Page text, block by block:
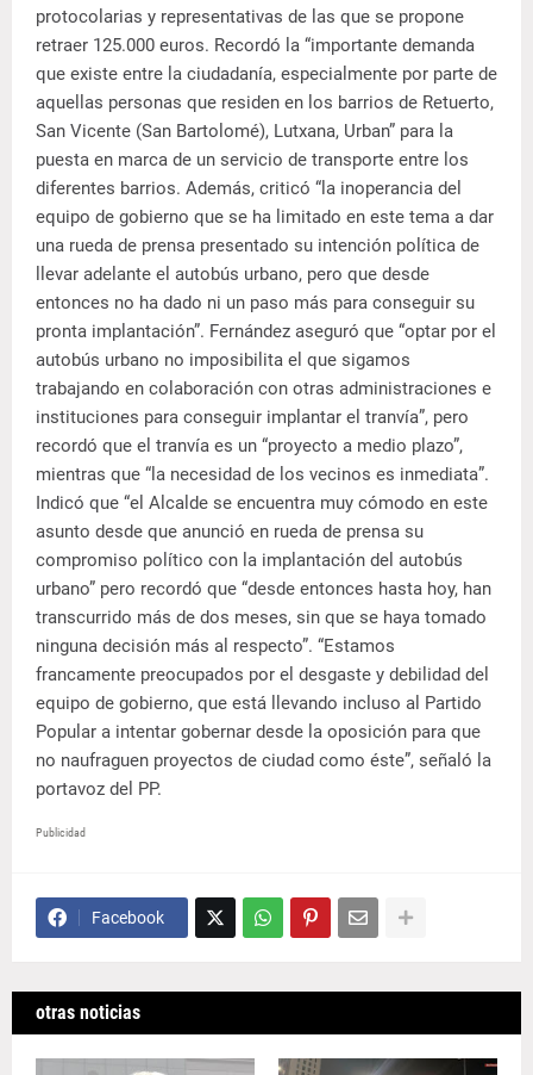
protocolarias y representativas de las que se propone
retraer 125.000 euros. Recordó la “importante demanda
que existe entre la ciudadanía, especialmente por parte de
aquellas personas que residen en los barrios de Retuerto,
San Vicente (San Bartolomé), Lutxana, Urban” para la
puesta en marca de un servicio de transporte entre los
diferentes barrios. Además, criticó “la inoperancia del
equipo de gobierno que se ha limitado en este tema a dar
una rueda de prensa presentado su intención política de
llevar adelante el autobús urbano, pero que desde
entonces no ha dado ni un paso más para conseguir su
pronta implantación”. Fernández aseguró que “optar por el
autobús urbano no imposibilita el que sigamos
trabajando en colaboración con otras administraciones e
instituciones para conseguir implantar el tranvía”, pero
recordó que el tranvía es un “proyecto a medio plazo”,
mientras que “la necesidad de los vecinos es inmediata”.
Indicó que “el Alcalde se encuentra muy cómodo en este
asunto desde que anunció en rueda de prensa su
compromiso político con la implantación del autobús
urbano” pero recordó que “desde entonces hasta hoy, han
transcurrido más de dos meses, sin que se haya tomado
ninguna decisión más al respecto”. “Estamos
francamente preocupados por el desgaste y debilidad del
equipo de gobierno, que está llevando incluso al Partido
Popular a intentar gobernar desde la oposición para que
no naufraguen proyectos de ciudad como éste”, señaló la
portavoz del PP.
Publicidad
Facebook
otras noticias